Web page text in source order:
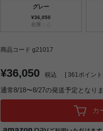
グレー
¥36,050
在庫：△
商品コード g21017
¥36,050 税込 [ 361ポイン
通常8/18〜8/27の発送予定となりま
カ